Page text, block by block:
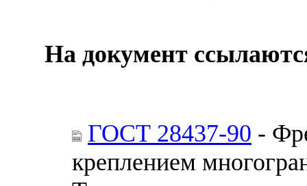
На документ
ГОСТ 28437-90 -
креплением